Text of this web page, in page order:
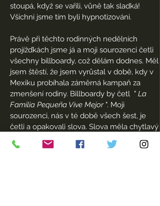
stoupá, když se vařili, vůně tak sladká!
Všichni jsme tím byli hypnotizováni.
Právě při těchto rodinných nedělních
projížďkách jsme já a moji sourozenci četli
všechny billboardy, což dělám dodnes. Měl
jsem štěstí, že jsem vyrůstal v době, kdy v
Mexiku probíhala záměrná kampaň za
zmenšení rodiny. Billboardy by četl " La
Familia Pequeña Vive Mejor". Moji
sourozenci, nás v té době všech šest, je
četli a opakovali slova. Slova měla chytlavý
zvuk.